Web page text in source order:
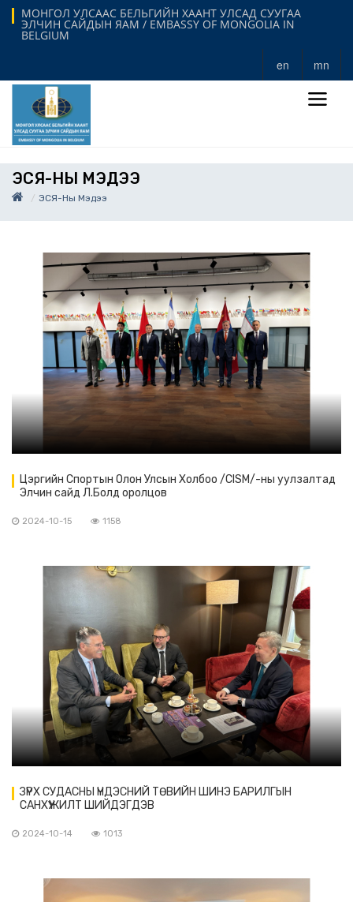
МОНГОЛ УЛСААС БЕЛЬГИЙН ХААНТ УЛСАД СУУГАА
ЭЛЧИН САЙДЫН ЯАМ / EMBASSY OF MONGOLIA IN
BELGIUM
en mn
ЭСЯ-НЫ МЭДЭЭ
ЭСЯ-Ны Мэдээ
Цэргийн Спортын Олон Улсын Холбоо /CISM/-ны уулзалтад
Элчин сайд Л.Болд оролцов
2024-10-15 1158
ЗҮРХ СУДАСНЫ ҮНДЭСНИЙ ТӨВИЙН ШИНЭ БАРИЛГЫН
САНХҮҮЖИЛТ ШИЙДЭГДЭВ
2024-10-14 1013